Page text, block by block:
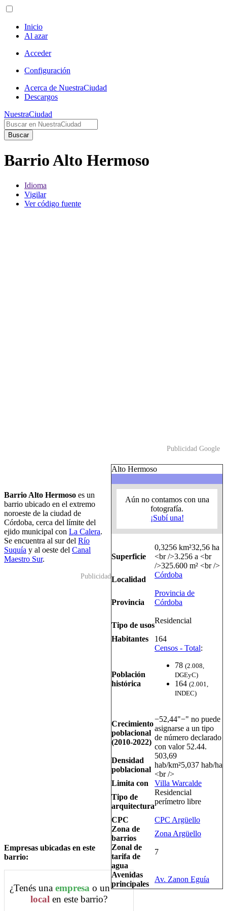
Inicio
Al azar
Acceder
Configuración
Acerca de NuestraCiudad
Descargos
NuestraCiudad
Buscar
Barrio Alto Hermoso
Idioma
Vigilar
Ver código fuente
Publicidad Google
Alto Hermoso
Aún no contamos con una
fotografía.
¡Subí una!
Superficie
0,3256 km²32,56 ha
<br />3.256 a <br
/>325.600 m² <br />
Localidad
Córdoba
Provincia
Provincia de
Córdoba
Tipo de usos
Residencial
Habitantes 164
Población
histórica
Censos - Total:
78 (2.008,
DGEyC)
164 (2.001,
INDEC)
Crecimiento
poblacional
(2010-2022)
−52,44"−" no puede
asignarse a un tipo
de número declarado
con valor 52.44.
Densidad
poblacional
503,69
hab/km²5,037 hab/ha
<br />
Limita con
Villa Warcalde
Tipo de
arquitectura
Residencial
perímetro libre
CPC
CPC Argüello
Zona de
barrios
Zona Argüello
Zonal de
tarifa de
agua
7
Avenidas
principales
Av. Zanon Eguía
Barrio Alto Hermoso es un
barrio ubicado en el extremo
noroeste de la ciudad de
Córdoba, cerca del límite del
ejido municipal con La Calera.
Se encuentra al sur del Río
Suquía y al oeste del Canal
Maestro Sur.
Publicidad
Empresas ubicadas en este
barrio:
¿Tenés una empresa o un
local en este barrio?